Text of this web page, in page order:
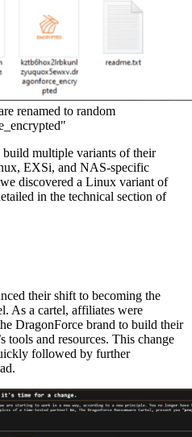
renamed to random
multiple variants of their
EXSi, and NAS-specific
discovered a Linux variant of
in the technical section of
their shift to becoming the
As a cartel, affiliates were
DragonForce brand to build their
tools and resources. This change
followed by further